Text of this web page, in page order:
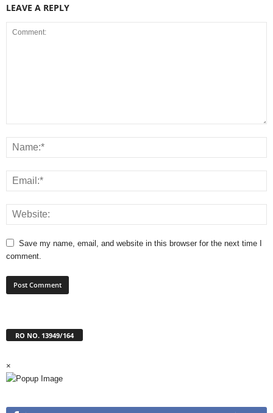
LEAVE A REPLY
Save my name, email, and website in this browser for the next time I
comment.
RO NO. 13949/164
×